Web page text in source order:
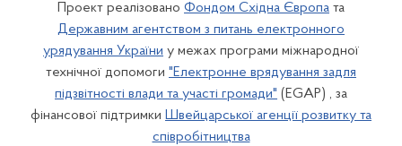
Проект реалізовано Фондом Східна Європа та
Державним агентством з питань електронного
урядування України у межах програми міжнародної
технічної допомоги "Електронне врядування задля
підзвітності влади та участі громади" (EGAP) , за
фінансової підтримки Швейцарської агенції розвитку та
співробітництва